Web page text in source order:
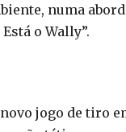
numa
o Wally”.
jogo de tiro